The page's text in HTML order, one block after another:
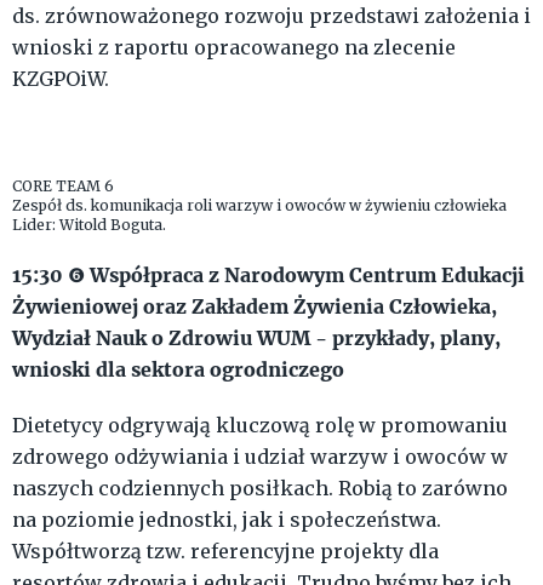
ds. zrównoważonego rozwoju przedstawi założenia i
wnioski z raportu opracowanego na zlecenie
KZGPOiW.
CORE TEAM 6
Zespół ds. komunikacja roli warzyw i owoców w żywieniu człowieka
Lider: Witold Boguta.
15:30 ❻Współpraca z Narodowym Centrum Edukacji
Żywieniowej oraz Zakładem Żywienia Człowieka,
Wydział Nauk o Zdrowiu WUM - przykłady, plany,
wnioski dla sektora ogrodniczego
Dietetycy odgrywają kluczową rolę w promowaniu
zdrowego odżywiania i udział warzyw i owoców w
naszych codziennych posiłkach. Robią to zarówno
na poziomie jednostki, jak i społeczeństwa.
Współtworzą tzw. referencyjne projekty dla